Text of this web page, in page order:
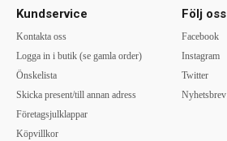
Kundservice
Kontakta oss
Logga in i butik (se gamla order)
Önskelista
Skicka present/till annan adress
Företagsjulklappar
Köpvillkor
Följ oss
Facebook
Instagram
Twitter
Nyhetsbrev